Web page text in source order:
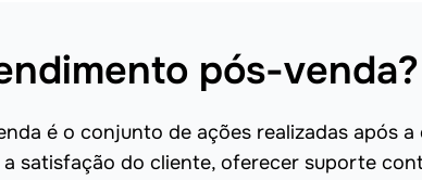
pós-venda?
é o conjunto de ações realizadas após
satisfação do cliente, oferecer suporte